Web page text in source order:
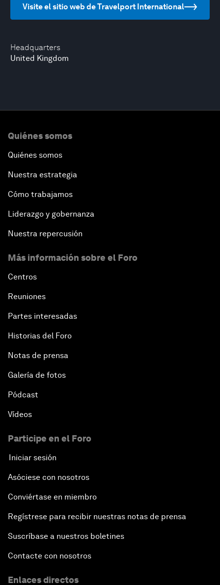
Headquarters
United Kingdom
Visite el sitio web de Travelport International
Quiénes somos
Quiénes somos
Nuestra estrategia
Cómo trabajamos
Liderazgo y gobernanza
Nuestra repercusión
Más información sobre el Foro
Centros
Reuniones
Partes interesadas
Historias del Foro
Notas de prensa
Galería de fotos
Pódcast
Vídeos
Participe en el Foro
Iniciar sesión
Asóciese con nosotros
Conviértase en miembro
Regístrese para recibir nuestras notas de prensa
Suscríbase a nuestros boletines
Contacte con nosotros
Enlaces directos